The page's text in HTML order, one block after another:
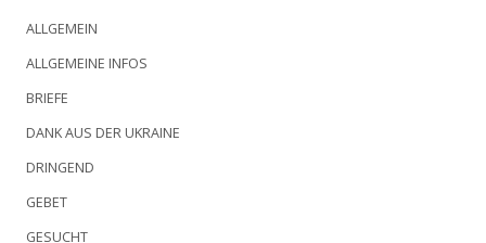
ALLGEMEIN
ALLGEMEINE INFOS
BRIEFE
DANK AUS DER UKRAINE
DRINGEND
GEBET
GESUCHT